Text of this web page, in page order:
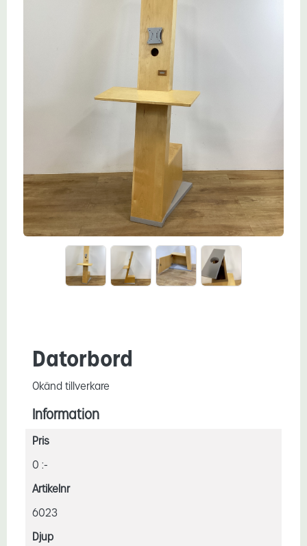
Datorbord
Okänd tillverkare
Information
Pris
0 :-
Artikelnr
6023
Djup